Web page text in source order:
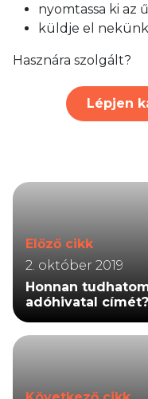
nyomtassa ki az
küldje el
Hasznára szolgált?
Lépjen
Előző cikk
2. október 2019
Honnan
adóhivatal címét?